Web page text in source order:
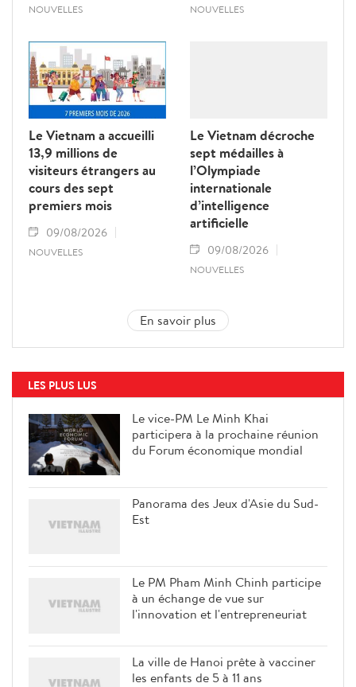
NOUVELLES NOUVELLES
Le Vietnam a accueilli
13,9 millions de
visiteurs étrangers au
cours des sept
premiers mois
09/08/2026
NOUVELLES
Le Vietnam décroche
sept médailles à
l’Olympiade
internationale
d’intelligence
artificielle
09/08/2026
NOUVELLES
En savoir plus
LES PLUS LUS
Le vice-PM Le Minh Khai
participera à la prochaine réunion
du Forum économique mondial
Panorama des Jeux d'Asie du Sud-
Est
Le PM Pham Minh Chinh participe
à un échange de vue sur
l'innovation et l'entrepreneuriat
La ville de Hanoi prête à vacciner
les enfants de 5 à 11 ans